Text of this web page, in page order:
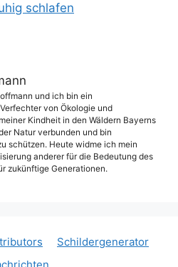
schlafen
und ich bin ein
von Ökologie und
Kindheit in den Wäldern Bayerns
Natur verbunden und bin
schützen. Heute widme ich mein
anderer für die Bedeutung des
zukünftige Generationen.
Schildergenerator